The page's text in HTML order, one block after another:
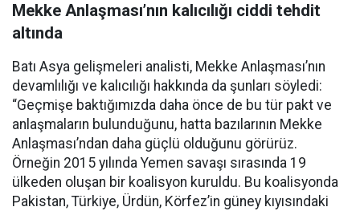
Mekke Anlaşması’nın kalıcılığı ciddi tehdit
altında
Batı Asya gelişmeleri analisti, Mekke Anlaşması’nın
devamlılığı ve kalıcılığı hakkında da şunları söyledi:
“Geçmişe baktığımızda daha önce de bu tür pakt ve
anlaşmaların bulunduğunu, hatta bazılarının Mekke
Anlaşması’ndan daha güçlü olduğunu görürüz.
Örneğin 2015 yılında Yemen savaşı sırasında 19
ülkeden oluşan bir koalisyon kuruldu. Bu koalisyonda
Pakistan, Türkiye, Ürdün, Körfez’in güney kıyısındaki